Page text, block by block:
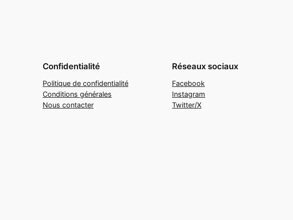
Confidentialité
Politique de confidentialité
Conditions générales
Nous contacter
Réseaux sociaux
Facebook
Instagram
Twitter/X